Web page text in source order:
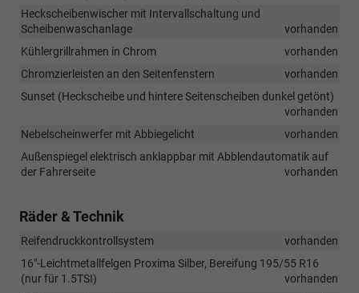
Heckscheibenwischer mit Intervallschaltung und
Scheibenwaschanlage
vorhanden
Kühlergrillrahmen in Chrom
vorhanden
Chromzierleisten an den Seitenfenstern
vorhanden
Sunset (Heckscheibe und hintere Seitenscheiben dunkel getönt)
vorhanden
Nebelscheinwerfer mit Abbiegelicht
vorhanden
Außenspiegel elektrisch anklappbar mit Abblendautomatik auf
der Fahrerseite
vorhanden
Räder & Technik
Reifendruckkontrollsystem
vorhanden
16"-Leichtmetallfelgen Proxima Silber, Bereifung 195/55 R16
(nur für 1.5TSI)
vorhanden